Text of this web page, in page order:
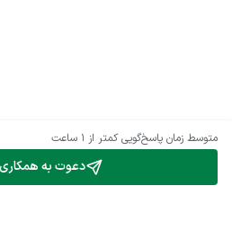
دعوت به همکاری
متوسط زمان پاسخ‌گویی کمتر از 1 ساعت